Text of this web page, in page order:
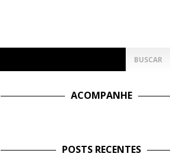
por:
ACOMPANHE
POSTS RECENTES